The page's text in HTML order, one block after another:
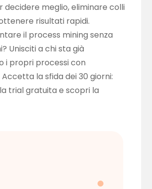
decidere meglio, eliminare colli
risultati rapidi.
il process mining senza
Unisciti a chi sta già
i propri processi con
Accetta la sfida dei 30 giorni:
trial gratuita e scopri la